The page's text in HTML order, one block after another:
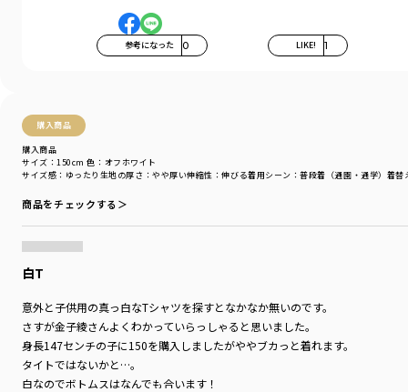
参考になった 0 LIKE! 1
購入商品
購入商品
サイズ感 ：ゆったり 生地の厚さ ：やや厚い伸縮性 ：伸びる着用シーン ：普段着（通園・通学） 着替
サイズ：150cm 色：オフホワイト
商品をチェックする＞
白T
意外と子供用の真っ白なTシャツを探すとなかなか無いのです。
さすが金子綾さんよくわかっていらっしゃると思いました。
身長147センチの子に150を購入しましたがややブカっと着れます。
タイトではないかと…。
白なのでボトムスはなんでも合います！
のコラボレーション&ディレクション、など、活動の幅は多岐にわたる。
プライベートでは2人の女の子のママであり、次女の出産を機に出版した『妊
婦本。自分らしくいつもどおり』(光文社)など著書も多数。
・YouTube＠aya_kaneko
(https://www.youtube.com/@aya_kaneko)
ブランド ／
branshes
b.+A
カラー
性別タイプ